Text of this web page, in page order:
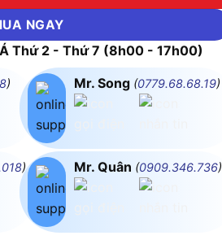
NGAY
Thứ 2 - Thứ 7 (8h00 - 17h00)
)
)
Mr. Song (0779.68.68.19)
Mr. Quân (0909.346.736)